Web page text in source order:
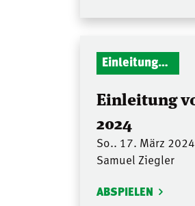
Einleitungen Gottesdienst
Einleitung
2024
So.. 17. März 2024
Samuel Ziegler
ABSPIELEN